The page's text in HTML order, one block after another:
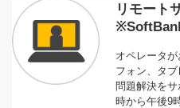
リモート
オペレータ
フォン、タブ
問題解決を
時から午後9